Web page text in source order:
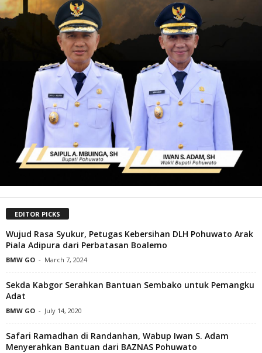
EDITOR PICKS
Wujud Rasa Syukur, Petugas Kebersihan DLH Pohuwato Arak
Piala Adipura dari Perbatasan Boalemo
BMW GO - March 7, 2024
Sekda Kabgor Serahkan Bantuan Sembako untuk Pemangku
Adat
BMW GO - July 14, 2020
Safari Ramadhan di Randanhan, Wabup Iwan S. Adam
Menyerahkan Bantuan dari BAZNAS Pohuwato